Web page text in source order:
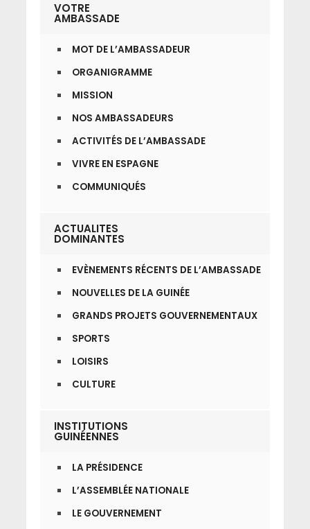
VOTRE
AMBASSADE
MOT DE L’AMBASSADEUR
ORGANIGRAMME
MISSION
NOS AMBASSADEURS
ACTIVITÉS DE L’AMBASSADE
VIVRE EN ESPAGNE
COMMUNIQUÉS
ACTUALITES
DOMINANTES
EVÈNEMENTS RÉCENTS DE L’AMBASSADE
NOUVELLES DE LA GUINÉE
GRANDS PROJETS GOUVERNEMENTAUX
SPORTS
LOISIRS
CULTURE
INSTITUTIONS
GUINÉENNES
LA PRÉSIDENCE
L’ASSEMBLÉE NATIONALE
LE GOUVERNEMENT